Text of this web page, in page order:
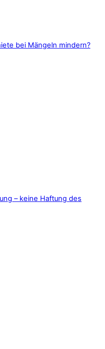
bei Mängeln mindern?
– keine Haftung des